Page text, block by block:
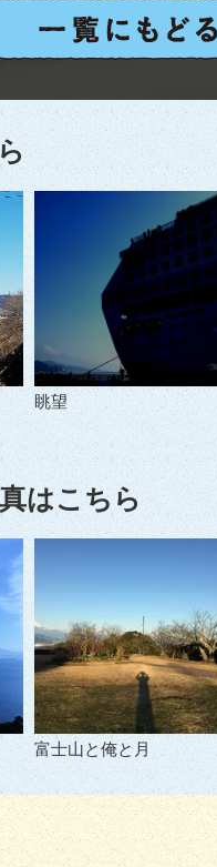
眺望
はこちら
富士山と俺と月